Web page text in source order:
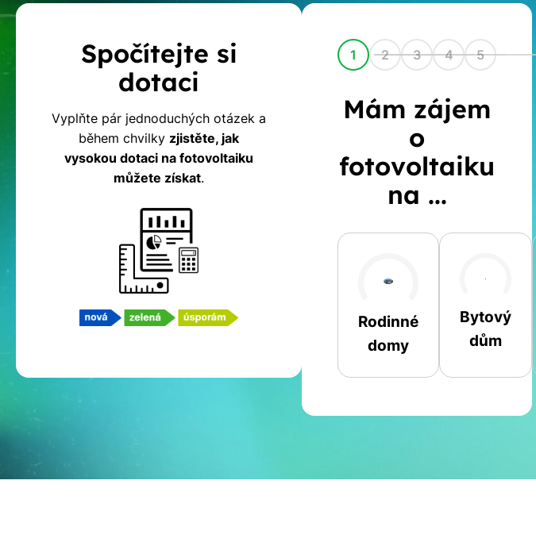
Kalkulačka
dotací
na
fotovoltaiku
Spočítejte si
dotaci
Vyplňte pár jednoduchých otázek a
během chvilky zjistěte, jak
vysokou dotaci na fotovoltaiku
můžete získat.
1 2 3 4 5
Mám zájem
o
fotovoltaiku
na ...
Rodinné
domy
Bytový
dům
Jméno a příjmení
Telefon